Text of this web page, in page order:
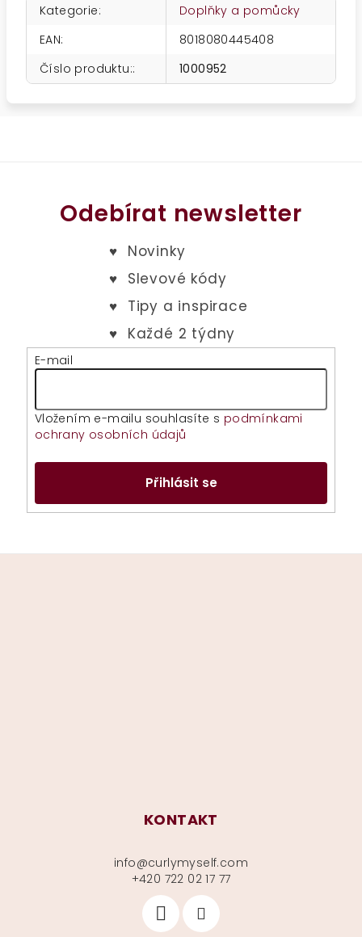
Kategorie:
Doplňky a pomůcky
EAN:
8018080445408
Číslo produktu:: 1000952
Odebírat newsletter
E-mail
Vložením e-mailu souhlasíte s podmínkami
ochrany osobních údajů
Přihlásit se
KONTAKT
info@curlymyself.com
+420 722 02 17 77